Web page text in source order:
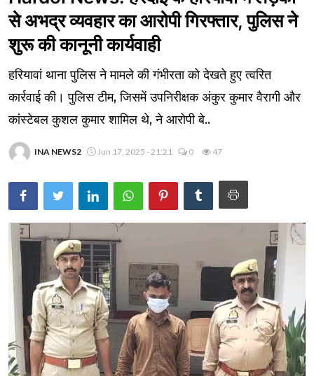
से अभद्र व्यवहार का आरोपी गिरफ्तार, पुलिस ने
शुरू की कानूनी कार्यवाही
हरियावां थाना पुलिस ने मामले की गंभीरता को देखते हुए त्वरित
कार्रवाई की। पुलिस टीम, जिसमें उपनिरीक्षक अंकुर कुमार वैरागी और
कांस्टेबल कुशल कुमार शामिल थे, ने आरोपी बे..
INA NEWS2 Jun 17, 2025 - 21:21 0 47